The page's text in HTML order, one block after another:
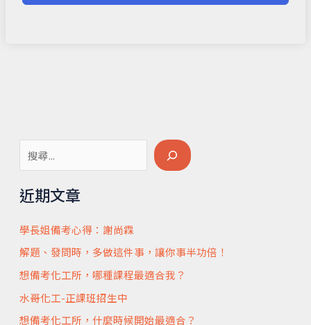
尋
近期文章
學長姐備考心得：謝尚霖
解題、發問時，多做這件事，讓你事半功倍！
想備考化工所，哪種課程最適合我？
水哥化工-正課班招生中
想備考化工所，什麼時候開始最適合？